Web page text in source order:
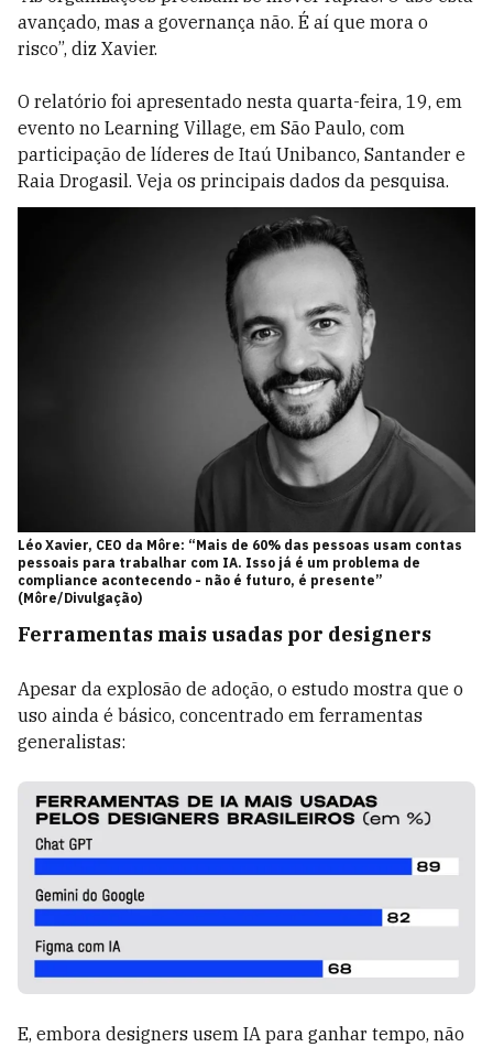
avançado, mas a governança não. É aí que mora o
risco”, diz Xavier.
O relatório foi apresentado nesta quarta-feira, 19, em
evento no Learning Village, em São Paulo, com
participação de líderes de Itaú Unibanco, Santander e
Raia Drogasil. Veja os principais dados da pesquisa.
Léo Xavier, CEO da Môre: “Mais de 60% das pessoas usam contas
pessoais para trabalhar com IA. Isso já é um problema de
compliance acontecendo - não é futuro, é presente”
(Môre/Divulgação)
Ferramentas mais usadas por designers
Apesar da explosão de adoção, o estudo mostra que o
uso ainda é básico, concentrado em ferramentas
generalistas:
E, embora designers usem IA para ganhar tempo, não